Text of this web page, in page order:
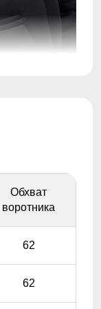
Обхват
воротника
62
62